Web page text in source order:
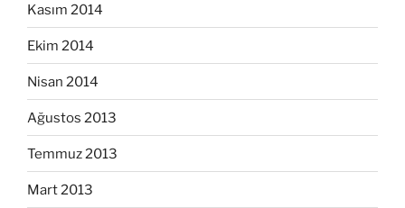
Kasım 2014
Ekim 2014
Nisan 2014
Ağustos 2013
Temmuz 2013
Mart 2013